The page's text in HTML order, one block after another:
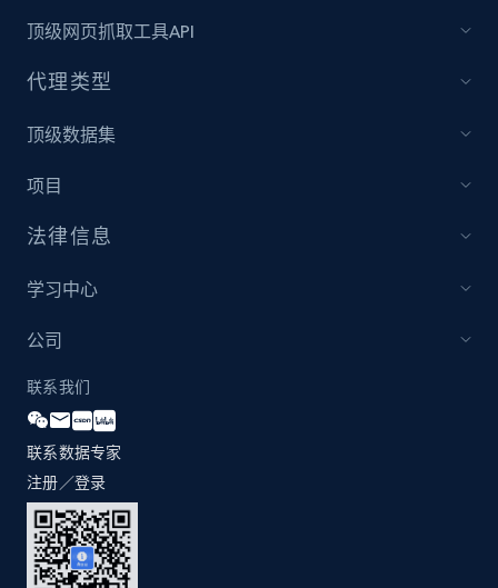
顶级网页抓取工具API
代理类型
顶级数据集
项目
法律信息
学习中心
公司
联系我们
联系数据专家
注册／登录